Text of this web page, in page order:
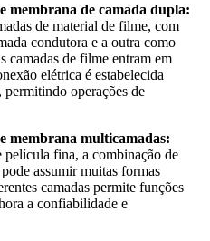
de camada dupla:
de material de filme, com
condutora e a outra como
camadas de filme entram em
elétrica é estabelecida
permitindo operações de
multicamadas:
película fina, a combinação de
assumir muitas formas
camadas permite funções
a confiabilidade e